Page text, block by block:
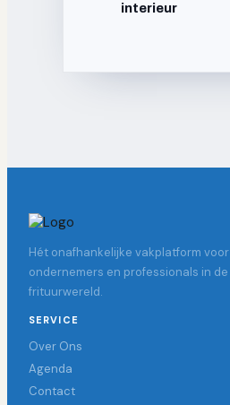
interieur
Hét onafhankelijke vakplatform voor
ondernemers en professionals in de
frituurwereld.
SERVICE
Over Ons
Agenda
Contact